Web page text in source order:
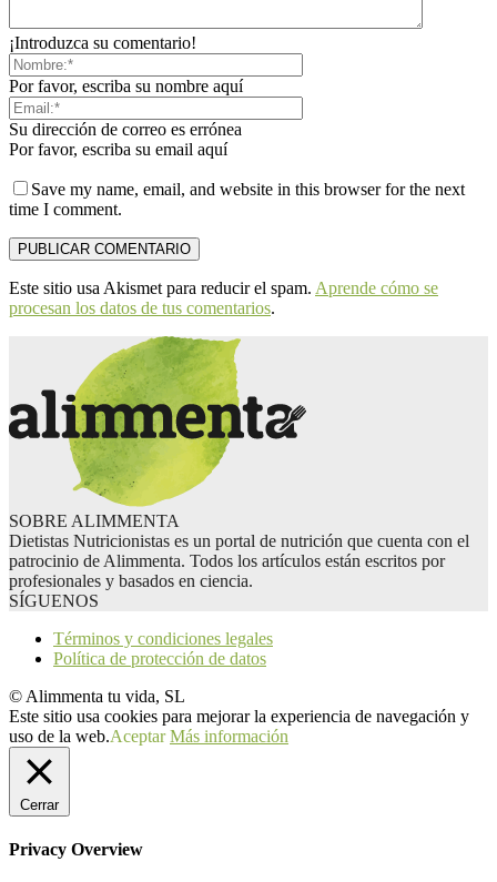
¡Introduzca su comentario!
Por favor, escriba su nombre aquí
Su dirección de correo es errónea
Por favor, escriba su email aquí
Save my name, email, and website in this browser for the next
time I comment.
Este sitio usa Akismet para reducir el spam. Aprende cómo se
procesan los datos de tus comentarios.
SOBRE ALIMMENTA
Dietistas Nutricionistas es un portal de nutrición que cuenta con el
patrocinio de Alimmenta. Todos los artículos están escritos por
profesionales y basados en ciencia.
SÍGUENOS
Términos y condiciones legales
Política de protección de datos
© Alimmenta tu vida, SL
Este sitio usa cookies para mejorar la experiencia de navegación y
uso de la web.Aceptar Más información
Cerrar
Privacy Overview